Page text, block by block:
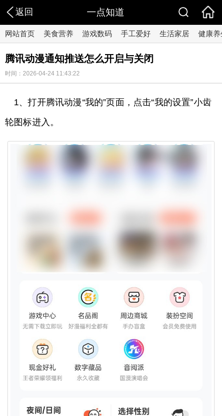
返回 一点知道
网站首页 美食营养 游戏数码 手工爱好 生活家居 健康养
腾讯动漫通知推送怎么开启与关闭
时间：2026-04-24 11:43:22
1、打开腾讯动漫“我的”页面，点击“我的设置”小齿
轮图标进入。